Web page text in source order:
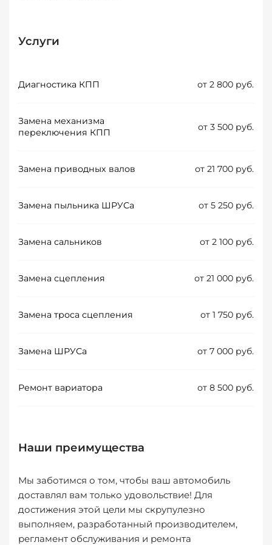
Услуги
Диагностика КПП от 2 800 руб.
Замена механизма
переключения КПП
от 3 500 руб.
Замена приводных валов от 21 700 руб.
Замена пыльника ШРУСа от 5 250 руб.
Замена сальников от 2 100 руб.
Замена сцепления от 21 000 руб.
Замена троса сцепления от 1 750 руб.
Замена ШРУСа от 7 000 руб.
Ремонт вариатора от 8 500 руб.
Наши преимущества
Мы заботимся о том, чтобы ваш автомобиль
доставлял вам только удовольствие! Для
достижения этой цели мы скрупулезно
выполняем, разработанный производителем,
регламент обслуживания и ремонта